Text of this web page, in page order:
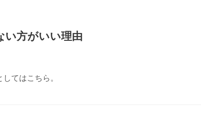
い方がいい理由
てはこちら。